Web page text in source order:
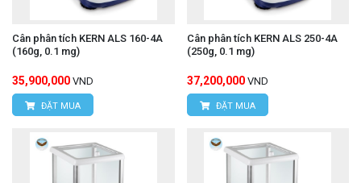
Cân phân tích KERN ALS 160-4A
(160g, 0.1 mg)
35,900,000 VND
ĐẶT MUA
Cân phân tích KERN ALS 250-4A
(250g, 0.1 mg)
37,200,000 VND
ĐẶT MUA